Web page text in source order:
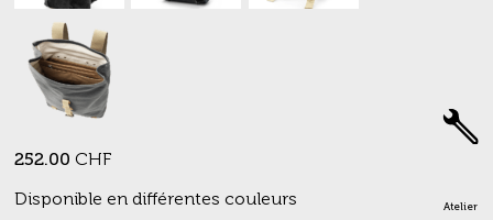
Atelier
252.00 CHF
Disponible en différentes couleurs